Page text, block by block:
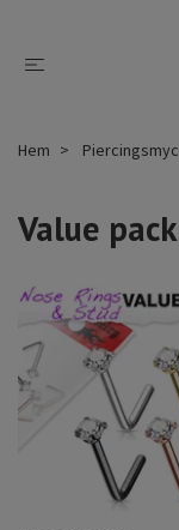
Hem
Value